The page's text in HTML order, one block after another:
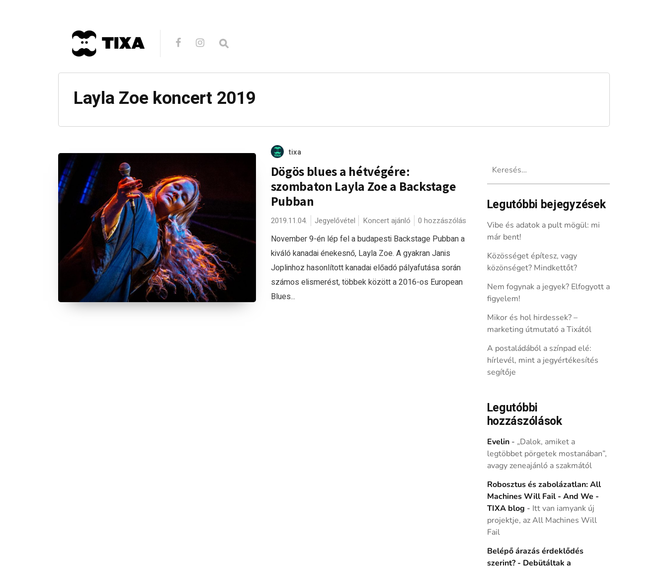
Layla Zoe koncert 2019
tixa
Dögös blues a hétvégére:
szombaton Layla Zoe a Backstage
Pubban
2019.11.04. Jegyelővétel Koncert ajánló 0 hozzászólás
November 9-én lép fel a budapesti Backstage Pubban a
kiváló kanadai énekesnő, Layla Zoe. A gyakran Janis
Joplinhoz hasonlított kanadai előadó pályafutása során
számos elismerést, többek között a 2016-os European
Blues...
Legutóbbi bejegyzések
Vibe és adatok a pult mögül: mi
már bent!
Közösséget építesz, vagy
közönséget? Mindkettőt?
Nem fogynak a jegyek? Elfogyott a
figyelem!
Mikor és hol hirdessek? –
marketing útmutató a Tixától
A postaládából a színpad elé:
hírlevél, mint a jegyértékesítés
segítője
Legutóbbi
hozzászólások
Evelin- „Dalok, amiket a
legtöbbet pörgetek mostanában”,
avagy zeneajánló a szakmától
Robosztus és zabolázatlan: All
Machines Will Fail - And We -
TIXA blog - Itt van iamyank új
projektje, az All Machines Will
Fail
Belépő árazás érdeklődés
szerint? - Debütáltak a